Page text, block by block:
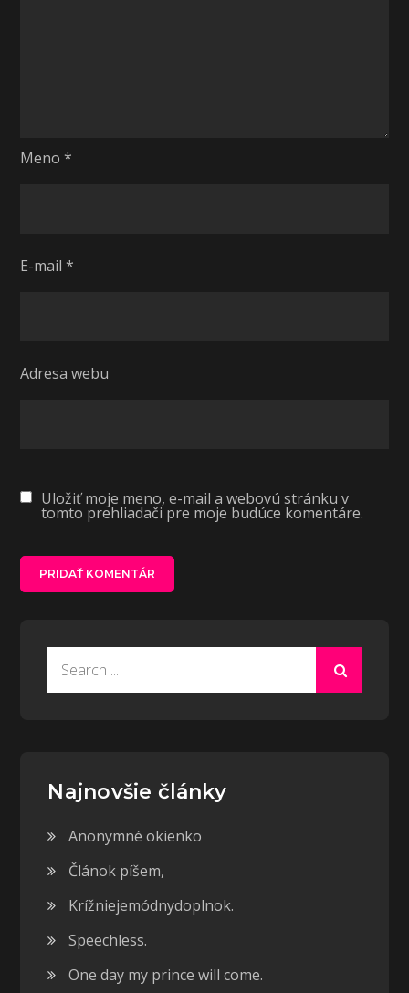
Meno*
E-mail*
Adresa webu
Uložiť moje meno, e-mail a webovú stránku v
tomto prehliadači pre moje budúce komentáre.
Najnovšie články
Anonymné okienko
Článok píšem,
Krížniejemódnydoplnok.
Speechless.
One day my prince will come.